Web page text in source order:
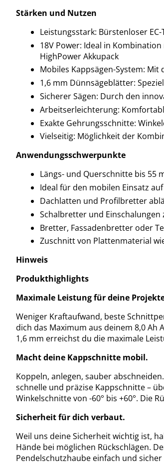
Stärken und Nutzen
Leistungsstark: Bürstenloser
18V Power: Ideal in
HighPower Akkupack
Mobiles Kappsägen-System:
1,6 mm Dünnsägeblätter:
Sicherer Sägen: Durch den
Arbeitserleichterung:
Exakte Gehrungsschnitte:
Vielseitig: Möglichkeit der
Anwendungsschwerpunkte
Längs- und Querschnitte bis 55
Ideal für den mobilen Einsatz
Dachlatten und Profilbretter
Schalbretter und Einschalungen
Bretter, Fassadenbretter oder
Zuschnitt von Plattenmaterial
Hinweis
Produkthighlights
Maximale Leistung für deine
Weniger Kraftaufwand, beste
dich das Maximum aus deinem 8,0
1,6 mm erreichst du die maximale
Macht deine Kappschnitte mobil.
Koppeln, anlegen, sauber
schnelle und präzise Kappschnitte –
Winkelschnitte von -60° bis +60°. Die
Sicherheit für dich verbaut.
Weil uns deine Sicherheit wichtig ist,
Hände bei möglichen Rückschlägen.
Pendelschutzhaube einfach und